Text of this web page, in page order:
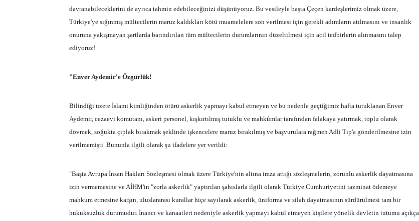
davranabileceklerini de ayrıca tahmin edebileceğinizi düşünüyoruz. Bu vesileyle başta Çeçen kardeşlerimiz olmak üzere,
Türkiye'ye sığınmış mültecilerin maruz kaldıkları kötü muamelelere son verilmesi için gerekli adımların atılmasını ve insanlık
onuruna yakışmayan şartlarda barındırılan tüm mültecilerin durumlarının düzeltilmesi için acil tedbirlerin alınmasını talep
ediyoruz!
"Enver Aydemir'e Özgürlük!
Bilindiği üzere İslami kimliğinden ötürü askerlik yapmayı kabul etmeyen ve bu nedenle geçtiğimiz hafta tutuklanan Enver
Aydemir, cezaevi komutanı, askeri personel, kışkırtılmış tutuklu ve mahkûmlar tarafından falakaya yatırmak, toplu olarak
dövmek, soğukta çıplak bırakmak şeklinde işkencelere maruz bırakılmış ve başvurulara rağmen Adli Tıp'a gönderilmesine izin
verilmemişti. Bununla ilgili olarak şu ifadelere yer verildi:
"Başta Avrupa İnsan Hakları Sözleşmesi olmak üzere Türkiye'nin altına imza attığı sözleşmelerin, zorunlu askerlik dayatmasına
izin vermemesine ve AİHM'in "zorla askerlik" yaptırılan şahıslarla ilgili olarak Türkiye Cumhuriyetini tazminat ödemeye
mahkum etmesine karşın, uluslararası kurallar hiçe sayılarak askerlik, üniforma ve silah dayatmasının sürdürülmesi tam bir
hukuksuzluk durumudur. İnancı ve kanaatleri nedeniyle askerlik yapmayı kabul etmeyen kişilere yönelik devletin tutumu açıkça